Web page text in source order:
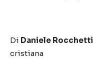
Di Daniele Rocchetti
cristiana